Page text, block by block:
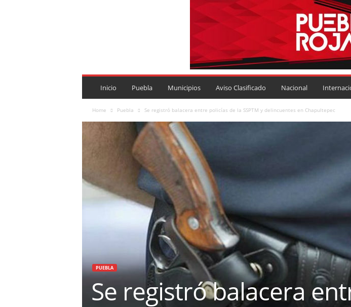
P
.
Inicio Puebla Municipios Aviso Clasificado Nacional
Home Puebla Se registró balacera entre policías de la SSPTM y delincuentes en Chapultepec
PUEBLA
Se registró balacera